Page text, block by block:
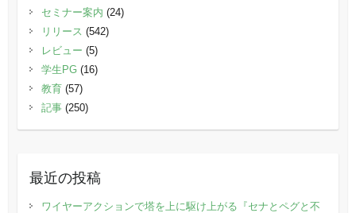
セミナー案内 (24)
リリース (542)
レビュー (5)
学生PG(16)
教育(57)
記事(250)
最近の投稿
ワイヤーアクションで塔を上に駆け上がる『セナとペグと不